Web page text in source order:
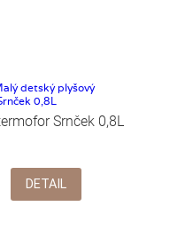
Srnček 0,8L
DETAIL